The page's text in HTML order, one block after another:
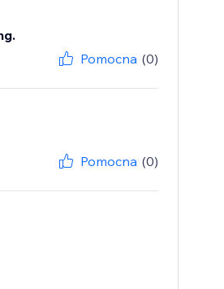
Pomocna (0)
Pomocna (0)